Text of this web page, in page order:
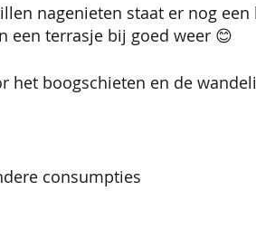
nagenieten staat er nog
een terrasje bij goed weer 😊
het boogschieten en de
consumpties